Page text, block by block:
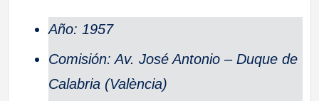
Año: 1957
Comisión: Av. José Antonio – Duque de
Calabria (València)